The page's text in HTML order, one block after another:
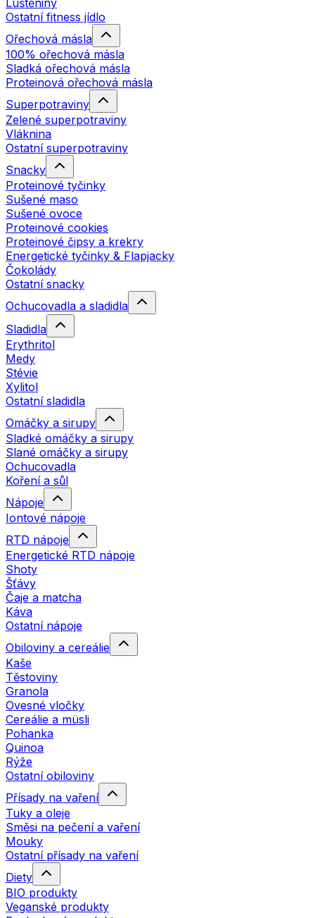
Luštěniny
Ostatní fitness jídlo
Ořechová másla
100% ořechová másla
Sladká ořechová másla
Proteinová ořechová másla
Superpotraviny
Zelené superpotraviny
Vláknina
Ostatní superpotraviny
Snacky
Proteinové tyčinky
Sušené maso
Sušené ovoce
Proteinové cookies
Proteinové čipsy a krekry
Energetické tyčinky & Flapjacky
Čokolády
Ostatní snacky
Ochucovadla a sladidla
Sladidla
Erythritol
Medy
Stévie
Xylitol
Ostatní sladidla
Omáčky a sirupy
Sladké omáčky a sirupy
Slané omáčky a sirupy
Ochucovadla
Koření a sůl
Nápoje
Iontové nápoje
RTD nápoje
Energetické RTD nápoje
Shoty
Šťávy
Čaje a matcha
Káva
Ostatní nápoje
Obiloviny a cereálie
Kaše
Těstoviny
Granola
Ovesné vločky
Cereálie a müsli
Pohanka
Quinoa
Rýže
Ostatní obiloviny
Přísady na vaření
Tuky a oleje
Směsi na pečení a vaření
Mouky
Ostatní přísady na vaření
Diety
BIO produkty
Veganské produkty